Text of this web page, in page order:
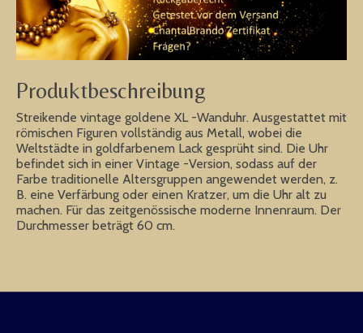
Produktbeschreibung
Streikende vintage goldene XL -Wanduhr. Ausgestattet mit
römischen Figuren vollständig aus Metall, wobei die
Weltstädte in goldfarbenem Lack gesprüht sind. Die Uhr
befindet sich in einer Vintage -Version, sodass auf der
Farbe traditionelle Altersgruppen angewendet werden, z.
B. eine Verfärbung oder einen Kratzer, um die Uhr alt zu
machen. Für das zeitgenössische moderne Innenraum. Der
Durchmesser beträgt 60 cm.